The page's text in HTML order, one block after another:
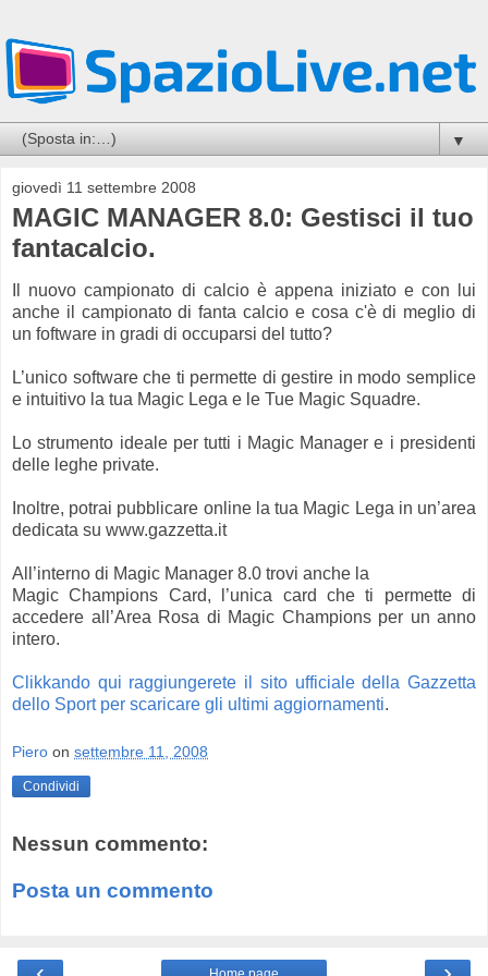
▼
giovedì 11 settembre 2008
MAGIC MANAGER 8.0: Gestisci il tuo
fantacalcio.
Il nuovo campionato di calcio è appena iniziato e con lui
anche il campionato di fanta calcio e cosa c'è di meglio di
un foftware in gradi di occuparsi del tutto?
L’unico software che ti permette di gestire in modo semplice
e intuitivo la tua Magic Lega e le Tue Magic Squadre.
Lo strumento ideale per tutti i Magic Manager e i presidenti
delle leghe private.
Inoltre, potrai pubblicare online la tua Magic Lega in un’area
dedicata su www.gazzetta.it
All’interno di Magic Manager 8.0 trovi anche la
Magic Champions Card, l’unica card che ti permette di
accedere all’Area Rosa di Magic Champions per un anno
intero.
Clikkando qui raggiungerete il sito ufficiale della Gazzetta
dello Sport per scaricare gli ultimi aggiornamenti.
Piero on settembre 11, 2008
Condividi
Nessun commento:
Posta un commento